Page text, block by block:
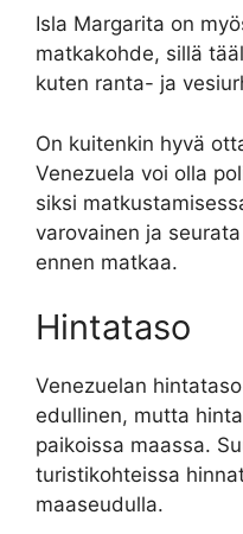
Isla Margarita on
matkakohde, sillä
kuten ranta- ja
On kuitenkin hyvä
Venezuela voi olla
siksi
varovainen ja
ennen matkaa.
Hintataso
Venezuelan
edullinen, mutta
paikoissa maassa.
turistikohteissa
maaseudulla.